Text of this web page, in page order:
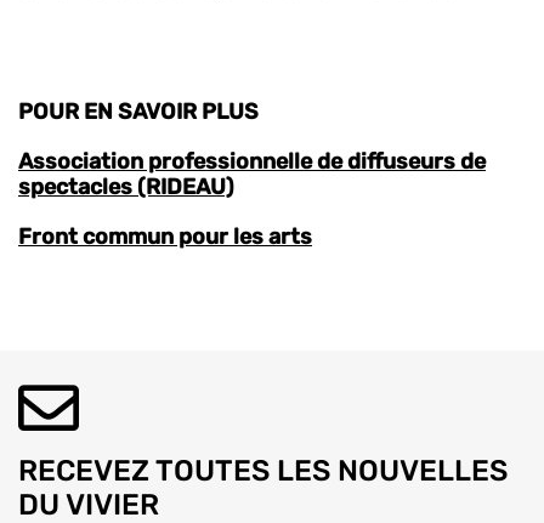
POUR EN SAVOIR PLUS
Association professionnelle de diffuseurs de
spectacles (RIDEAU)
Front commun pour les arts
RECEVEZ TOUTES LES NOUVELLES
DU VIVIER